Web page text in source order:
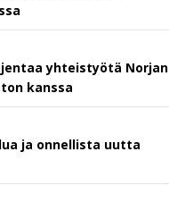
yhteistyötä Norjan
kanssa
ja onnellista uutta